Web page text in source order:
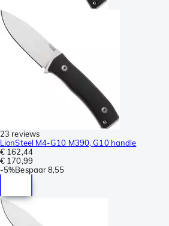
23 reviews
LionSteel M4-G10 M390, G10 handle
€ 162,44
€ 170,99
-5%Bespaar8,55